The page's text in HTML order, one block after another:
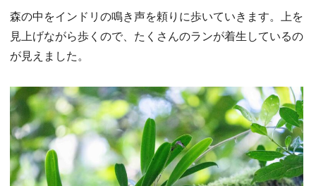
森の中をインドリの鳴き声を頼りに歩いていきます。上を
見上げながら歩くので、たくさんのランが着生しているの
が見えました。